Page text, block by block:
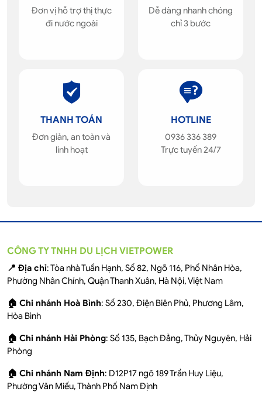
Đơn vị hỗ trợ thị thực
đi nước ngoài
Dễ dàng nhanh chóng
chỉ 3 bước
THANH TOÁN
Đơn giản, an toàn và
linh hoạt
HOTLINE
0936 336 389
Trực tuyến 24/7
CÔNG TY TNHH DU LỊCH VIETPOWER
📍 Địa chỉ: Tòa nhà Tuấn Hạnh, Số 82, Ngõ 116, Phố Nhân Hòa,
Phường Nhân Chính, Quận Thanh Xuân, Hà Nội, Việt Nam
🏠 Chi nhánh Hoà Bình: Số 230, Điện Biên Phủ, Phương Lâm,
Hòa Bình
🏠 Chi nhánh Hải Phòng: Số 135, Bạch Đằng, Thủy Nguyên, Hải
Phòng
🏠 Chi nhánh Nam Định: D12P17 ngõ 189 Trần Huy Liệu,
Phường Văn Miếu, Thành Phố Nam Định